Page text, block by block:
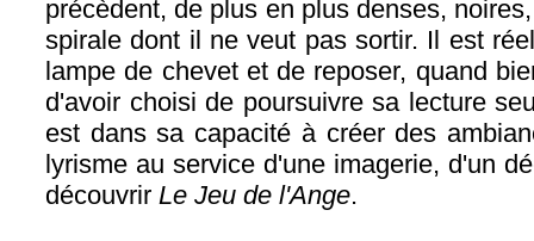
précèdent, de plus en plus denses,
spirale dont il ne veut pas sortir. Il est
lampe de chevet et de reposer, quand
d'avoir choisi de poursuivre sa lecture
est dans sa capacité à créer des
lyrisme au service d'une imagerie, d'un
découvrir Le Jeu de l'Ange.